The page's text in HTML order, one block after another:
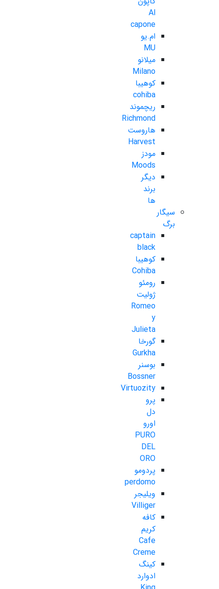
Al
capone
ام.یو
MU
میلانو
Milano
کوهیبا
cohiba
ریچموند
Richmond
هاروست
Harvest
مودز
Moods
دیگر
برند
ها
سیگار
برگ
captain
black
کوهیبا
Cohiba
رومئو
ژولیت
Romeo
y
Julieta
گورخا
Gurkha
بوسنر
Bossner
Virtuozity
پرو
دل
اورو
PURO
DEL
ORO
پردومو
perdomo
ویلیجر
Villiger
کافه
کریم
Cafe
Creme
کینگ
ادوارد